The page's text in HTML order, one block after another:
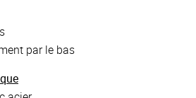
par le bas